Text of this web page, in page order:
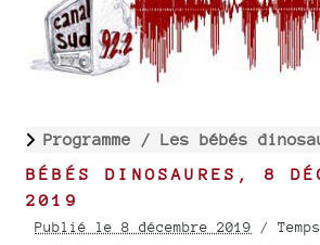
Programme / Les bébés
BÉBÉS DINOSAURES, 8
2019
Publié le 8 décembre 2019 /